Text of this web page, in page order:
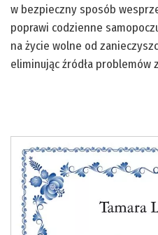
w bezpieczny sposób
poprawi codzienne
na życie wolne od
eliminując źródła problemów